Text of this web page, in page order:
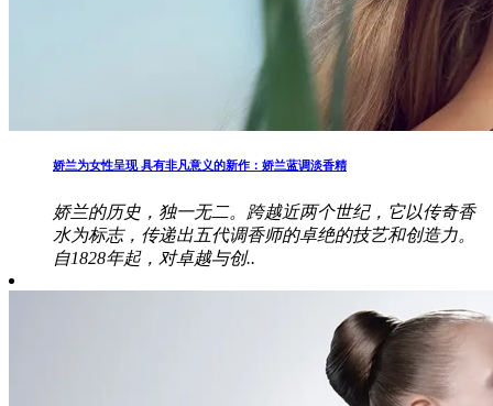
娇兰为女性呈现 具有非凡意义的新作：娇兰蓝调淡香精
娇兰的历史，独一无二。跨越近两个世纪，它以传奇香
水为标志，传递出五代调香师的卓绝的技艺和创造力。
自1828年起，对卓越与创..